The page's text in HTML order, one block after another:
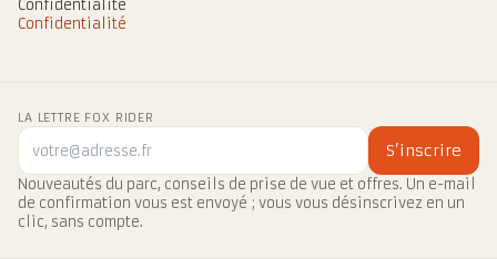
Confidentialité
Confidentialité
LA LETTRE FOX RIDER
S’inscrire
Nouveautés du parc, conseils de prise de vue et offres. Un e-mail
de confirmation vous est envoyé ; vous vous désinscrivez en un
clic, sans compte.